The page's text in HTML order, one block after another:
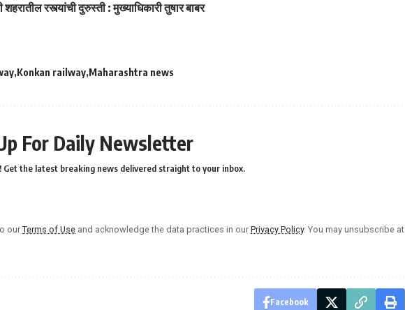
शहरातील रस्त्यांची दुरुस्ती : मुख्याधिकारी तुषार बाबर
Konkan railway Maharashtra news
For Daily Newsletter
Get the latest breaking news delivered straight to your inbox.
ourTerms of Use and acknowledge the data practices in our Privacy Policy. You may unsubscribe at
Facebook